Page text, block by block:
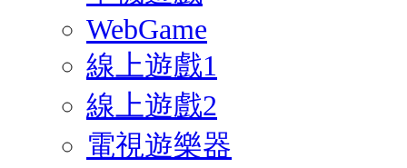
WebGame
線上遊戲1
線上遊戲2
電視遊樂器